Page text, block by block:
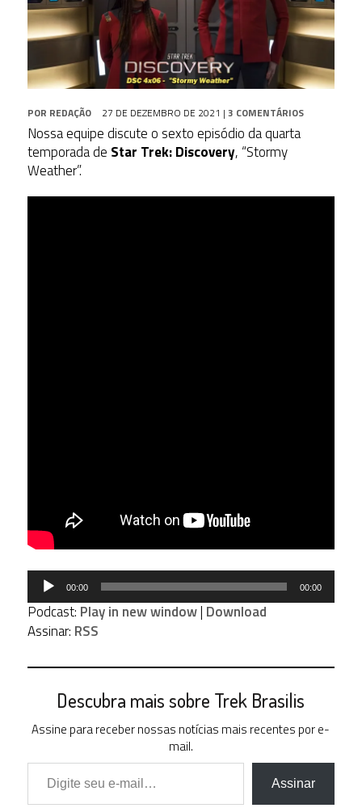
POR REDAÇÃO 27 DE DEZEMBRO DE 2021 | 3 COMENTÁRIOS
Nossa equipe discute o sexto episódio da quarta
temporada de Star Trek: Discovery, “Stormy
Weather”.
Tocador
áudio
00:00 00:00
Podcast: Play in new window| Download
Assinar: RSS
Descubra mais sobre Trek Brasilis
Assine para receber nossas notícias mais recentes por e-
mail.
Digite seu e-mail…
Assinar